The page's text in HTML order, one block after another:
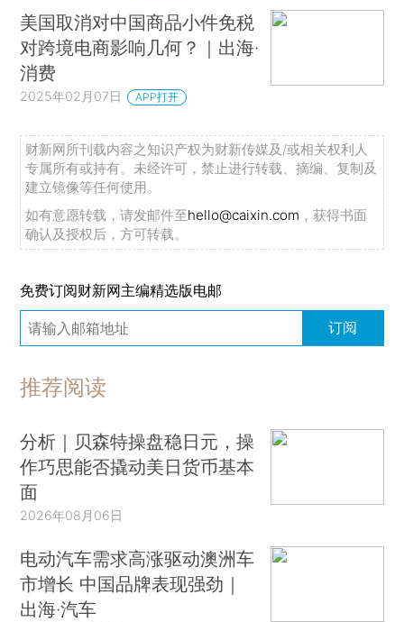
美国取消对中国商品小件免税
对跨境电商影响几何？｜出海·
消费
2025年02月07日 APP打开
财新网所刊载内容之知识产权为财新传媒及/或相关权利人
专属所有或持有。未经许可，禁止进行转载、摘编、复制及
建立镜像等任何使用。
如有意愿转载，请发邮件至hello@caixin.com ，获得书面
确认及授权后，方可转载。
免费订阅财新网主编精选版电邮
订阅
推荐阅读
分析｜贝森特操盘稳日元，操
作巧思能否撬动美日货币基本
面
2026年08月06日
电动汽车需求高涨驱动澳洲车
市增长 中国品牌表现强劲｜
出海·汽车